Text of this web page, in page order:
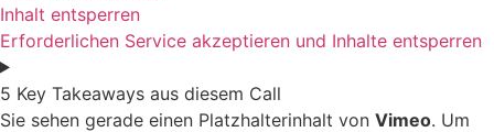
Inhalt entsperren
Erforderlichen Service akzeptieren und Inhalte entsperren
5 Key Takeaways aus diesem Call
Sie sehen gerade einen Platzhalterinhalt von Vimeo. Um